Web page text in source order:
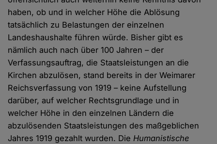
haben, ob und in welcher Höhe die Ablösung
tatsächlich zu Belastungen der einzelnen
Landeshaushalte führen würde. Bisher gibt es
nämlich auch nach über 100 Jahren – der
Verfassungsauftrag, die Staatsleistungen an die
Kirchen abzulösen, stand bereits in der Weimarer
Reichsverfassung von 1919 – keine Aufstellung
darüber, auf welcher Rechtsgrundlage und in
welcher Höhe in den einzelnen Ländern die
abzulösenden Staatsleistungen des maßgeblichen
Jahres 1919 gezahlt wurden. DieHumanistische